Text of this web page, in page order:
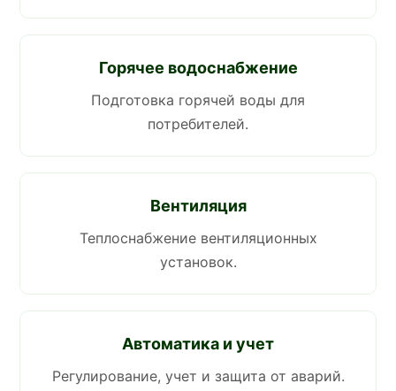
Горячее водоснабжение
Подготовка горячей воды для
потребителей.
Вентиляция
Теплоснабжение вентиляционных
установок.
Автоматика и учет
Регулирование, учет и защита от аварий.